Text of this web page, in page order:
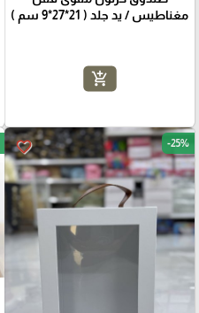
مغناطيس / يد جلد ( 21*27*9 سم )
add_shopping_cart
favorite_border -25%